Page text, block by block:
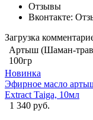
Отзывы
Вконтакте:
Загрузка
Артыш (Шаман-
100гр
Новинка
Эфирное масло
Extract Taiga, 10мл
1 340 руб.